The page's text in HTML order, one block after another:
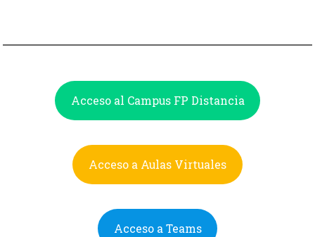
Acceso al Campus FP Distancia
Acceso a Aulas Virtuales
Acceso a Teams